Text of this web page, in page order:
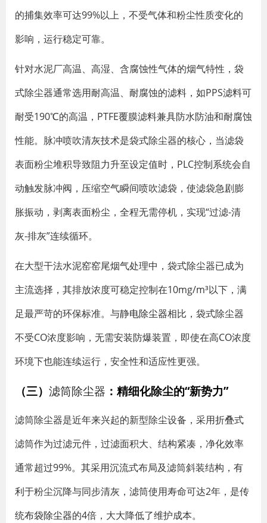
的捕集效率可达99%以上，不受气体和粉尘性质变化的
影响，运行稳定可靠。
针对水泥厂高温、高湿、含腐蚀性气体的烟气特性，袋
式除尘器通常选用耐高温、耐腐蚀的滤料，如PPS滤料可
耐受190℃的高温，PTFE覆膜滤料兼具防水防油和耐腐蚀
性能。脉冲喷吹清灰技术是袋式除尘器的核心，当滤袋
表面粉尘堆积导致阻力升至设定值时，PLC控制系统会自
动触发脉冲阀，压缩空气瞬间喷吹滤袋，使滤袋急剧膨
胀振动，剥离表面粉尘，全程无需停机，实现“过滤-清
灰-排灰”连续循环。
在大型干法水泥窑窑尾烟气处理中，袋式除尘器已成为
主流选择，其排放浓度可稳定控制在10mg/m³以下，满
足最严苛的环保标准。与静电除尘器相比，袋式除尘器
不受CO浓度影响，无需安装防爆装置，即使在高CO浓度
环境下也能连续运行，安全性和适应性更强。
（三） 滤筒除尘器 ：精细化除尘的“新势力”
滤筒除尘器是近年来兴起的新型除尘设备，采用折叠式
滤筒作为过滤元件，过滤面积大、结构紧凑，净化效率
通常超过99%。其采用沉流式布局及滤筒斜装结构，有
利于粉尘沉降与同步清灰，滤筒使用寿命可达2年，是传
统布袋除尘器的4倍，大大降低了维护成本。